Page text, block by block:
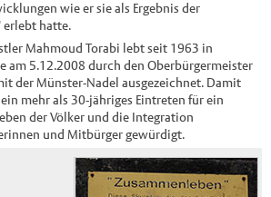
wie er sie als Ergebnis der
erlebt hatte.
Mahmoud Torabi lebt seit 1963 in
am 5.12.2008 durch den Oberbürgermeister
der Münster-Nadel ausgezeichnet. Damit
mehr als 30-jähriges Eintreten für ein
der Völker und die Integration
und Mitbürger gewürdigt.